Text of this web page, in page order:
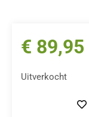
€ 89,95
Uitverkocht